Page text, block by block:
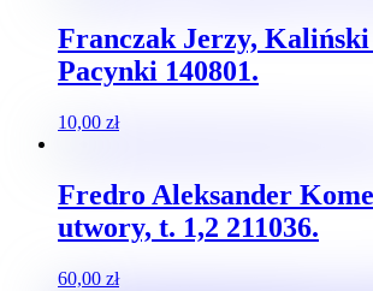
Franczak Jerzy,
Pacynki 140801.
10,00 zł
Fredro Aleksander
utwory, t. 1,2 211036.
60,00 zł